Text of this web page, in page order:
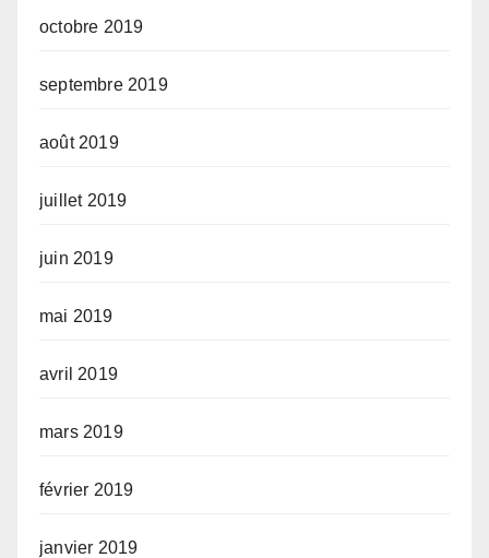
octobre 2019
septembre 2019
août 2019
juillet 2019
juin 2019
mai 2019
avril 2019
mars 2019
février 2019
janvier 2019